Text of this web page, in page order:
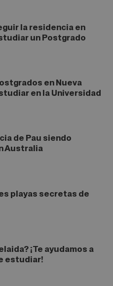
la residencia en
un Postgrado
en Nueva
en la Universidad
de Pau siendo
Australia
playas secretas de
¡Te ayudamos a
estudiar!